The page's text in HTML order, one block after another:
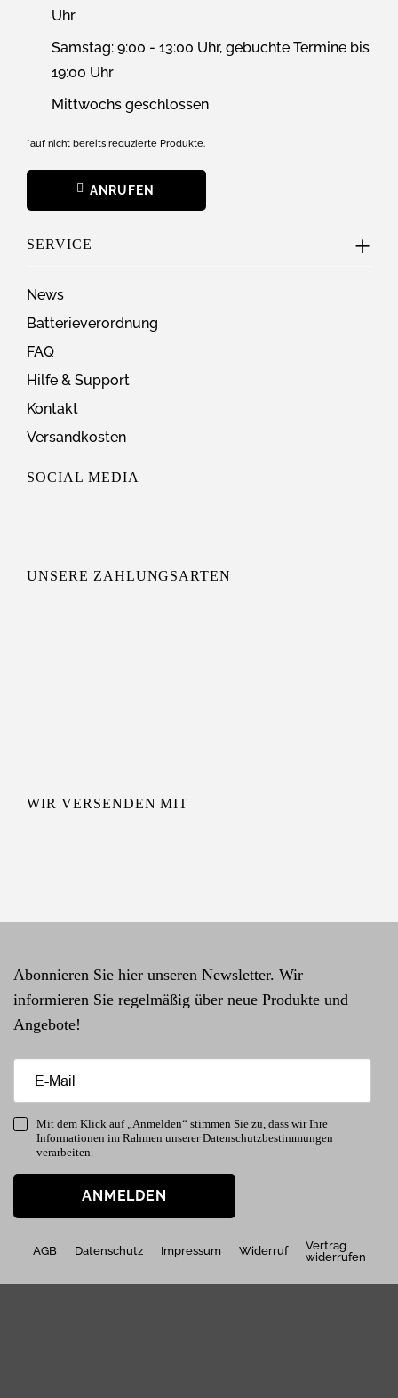
Uhr
Samstag: 9:00 - 13:00 Uhr, gebuchte Termine bis
19:00 Uhr
Mittwochs geschlossen
*auf nicht bereits reduzierte Produkte.
ANRUFEN
SERVICE
News
Batterieverordnung
FAQ
Hilfe & Support
Kontakt
Versandkosten
SOCIAL MEDIA
UNSERE ZAHLUNGSARTEN
WIR VERSENDEN MIT
Abonnieren Sie hier unseren Newsletter. Wir
informieren Sie regelmäßig über neue Produkte und
Angebote!
Mit dem Klick auf „Anmelden“ stimmen Sie zu, dass wir Ihre
Informationen im Rahmen unserer Datenschutzbestimmungen
verarbeiten.
ANMELDEN
AGB Datenschutz Impressum Widerruf
Vertrag
widerrufen